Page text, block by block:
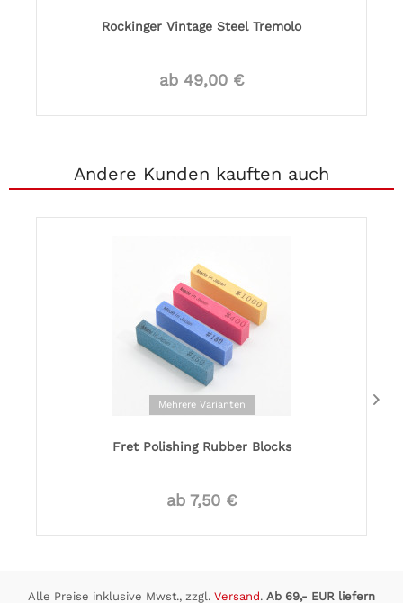
Rockinger Vintage Steel Tremolo
ab 49,00 €
Andere Kunden kauften auch
Mehrere Varianten
Fret Polishing Rubber Blocks
ab 7,50 €
Alle Preise inklusive Mwst., zzgl. Versand. Ab 69,- EUR liefern